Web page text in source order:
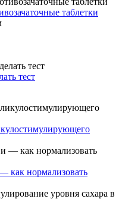
таблетки
тест
как нормализовать